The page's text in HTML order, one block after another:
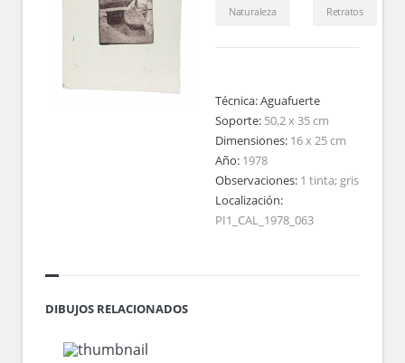
Naturaleza Retratos
Técnica:Aguafuerte
Soporte: 50,2 x 35 cm
Dimensiones: 16 x 25 cm
Año: 1978
Observaciones: 1 tinta; gris
Localización:
PI1_CAL_1978_063
DIBUJOS RELACIONADOS